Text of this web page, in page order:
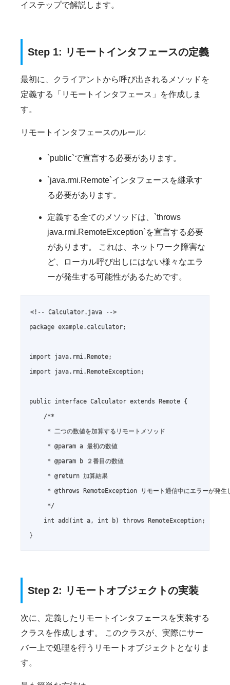
イステップで解説します。
Step 1: リモートインタフェースの定義
最初に、クライアントから呼び出されるメソッドを
定義する「リモートインタフェース」を作成しま
す。
リモートインタフェースのルール:
`public`で宣言する必要があります。
`java.rmi.Remote`インタフェースを継承す
る必要があります。
定義する全てのメソッドは、`throws
java.rmi.RemoteException`を宣言する必要
があります。 これは、ネットワーク障害な
ど、ローカル呼び出しにはない様々なエラ
ーが発生する可能性があるためです。
<!-- Calculator.java -->
package example.calculator;
import java.rmi.Remote;
import java.rmi.RemoteException;
public interface Calculator extends Remote {
    /**
     * 二つの数値を加算するリモートメソッド
     * @param a 最初の数値
     * @param b ２番目の数値
     * @return 加算結果
* @throws RemoteException リモート通信中にエラーが発生
     */
    int add(int a, int b) throws RemoteException;
Step 2: リモートオブジェクトの実装
次に、定義したリモートインタフェースを実装する
クラスを作成します。 このクラスが、実際にサー
バー上で処理を行うリモートオブジェクトとなりま
す。